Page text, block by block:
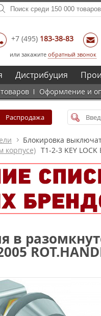
+7 (495) 183-38-83
или закажите обратный звонок
Оформление и
Дистрибуция
Распродажа
корпусе)
Блокировка
T1-2-3 KEY LOCK
в